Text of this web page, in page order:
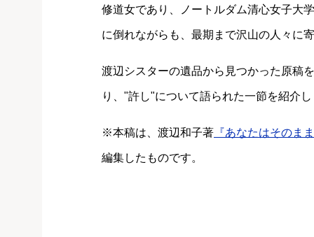
修道女であり、ノートルダム清心女子大
に倒れながらも、最期まで沢山の人々に
渡辺シスターの遺品から見つかった原稿
り、"許し"について語られた一節を紹介
※本稿は、渡辺和子著 『あなたはそのま
編集したものです。